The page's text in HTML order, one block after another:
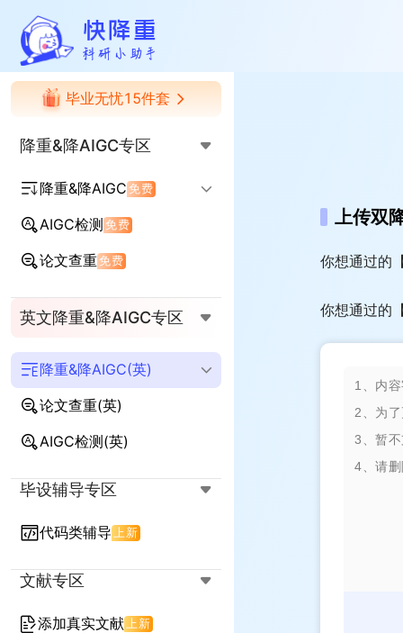
快降重
毕业无忧15件套
降重&降AIGC专区
降重&降AIGC免费
降AIGC率
AIGC+查重率双降
AIGC检测 免费
论文查重免费
英文降重&降AIGC专区
降重&降AIGC(英)
降AIGC率(英)
降查重率+AIGC率(英)
论文查重(英)
AIGC检测(英)
毕设辅导专区
代码类辅导 上新
文献专区
添加真实文献 上新
上传双
你想通过的
你想通过的